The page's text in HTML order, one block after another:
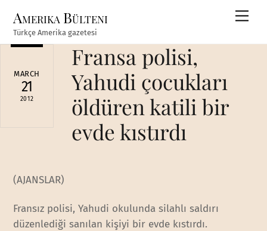
content
Amerika Bülteni
Türkçe Amerika gazetesi
MARCH
21
2012
Fransa polisi,
Yahudi çocukları
öldüren katili bir
evde kıstırdı
(AJANSLAR)
Fransız polisi, Yahudi okulunda silahlı saldırı
düzenlediği sanılan kişiyi bir evde kıstırdı.